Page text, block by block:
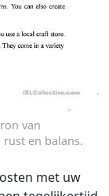
van
en balans.
met uw